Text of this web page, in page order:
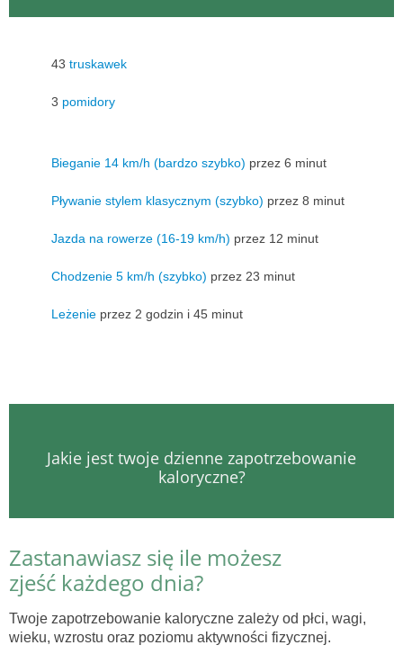
43 truskawek
3 pomidory
Bieganie 14 km/h (bardzo szybko) przez 6 minut
Pływanie stylem klasycznym (szybko) przez 8 minut
Jazda na rowerze (16-19 km/h) przez 12 minut
Chodzenie 5 km/h (szybko) przez 23 minut
Leżenie przez 2 godzin i 45 minut
Jakie jest twoje dzienne zapotrzebowanie
kaloryczne?
Zastanawiasz się ile możesz
zjeść każdego dnia?
Twoje zapotrzebowanie kaloryczne zależy od płci, wagi,
wieku, wzrostu oraz poziomu aktywności fizycznej.